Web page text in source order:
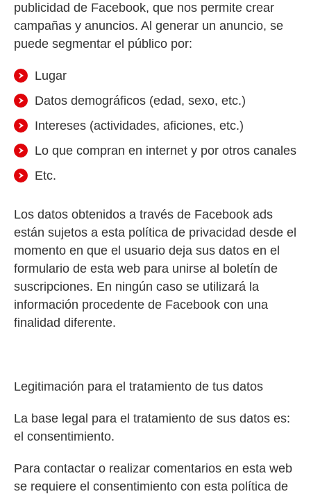
publicidad de Facebook, que nos permite crear
campañas y anuncios. Al generar un anuncio, se
puede segmentar el público por:
Lugar
Datos demográficos (edad, sexo, etc.)
Intereses (actividades, aficiones, etc.)
Lo que compran en internet y por otros canales
Etc.
Los datos obtenidos a través de Facebook ads
están sujetos a esta política de privacidad desde el
momento en que el usuario deja sus datos en el
formulario de esta web para unirse al boletín de
suscripciones. En ningún caso se utilizará la
información procedente de Facebook con una
finalidad diferente.
Legitimación para el tratamiento de tus datos
La base legal para el tratamiento de sus datos es:
el consentimiento.
Para contactar o realizar comentarios en esta web
se requiere el consentimiento con esta política de